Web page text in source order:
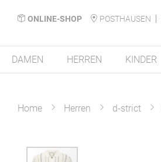
ONLINE-SHOP POSTHAUSEN
DAMEN HERREN KINDER
Home Herren d-strict
Zum